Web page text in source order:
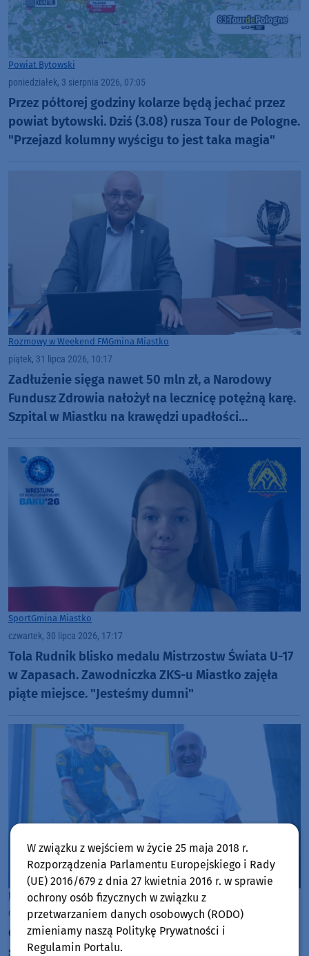
Powiat Bytowski
poniedziałek, 3 sierpnia 2026, 07:05
Przez półtorej godziny kolarze będą jechać przez
powiat bytowski. Dziś (3.08) rusza Tour de Pologne.
"Przejazd kolumny wyścigu to jest taka magia"
Rozmowy w Weekend FMGmina Miastko
piątek, 31 lipca 2026, 10:17
Zadłużenie sięga nawet 50 mln zł, a Narodowy
Fundusz Zdrowia nałożył na lecznicę potężną karę.
Szpital w Miastku na krawędzi upadłości
SportGmina Miastko
czwartek, 30 lipca 2026, 17:17
Tola Rudnik blisko medalu Mistrzostw Świata U-17
w Zapasach. Zawodniczka ZKS-u Miastko zajęła
piąte miejsce. "Jesteśmy dumni"
Rozmowy w Weekend FMPowiat Bytowski
czwartek, 30 lipca 2026, 07:56
Czesław Lang ściągnął Tour de Pologne w rodzinne
strony. Wyścig przejedzie w poniedziałek (3.08)
W związku z wejściem w życie 25 maja 2018 r.
Rozporządzenia Parlamentu Europejskiego i Rady
(UE) 2016/679 z dnia 27 kwietnia 2016 r. w sprawie
ochrony osób fizycznych w związku z
przetwarzaniem danych osobowych (RODO)
zmieniamy naszą Politykę Prywatności i
Regulamin Portalu.